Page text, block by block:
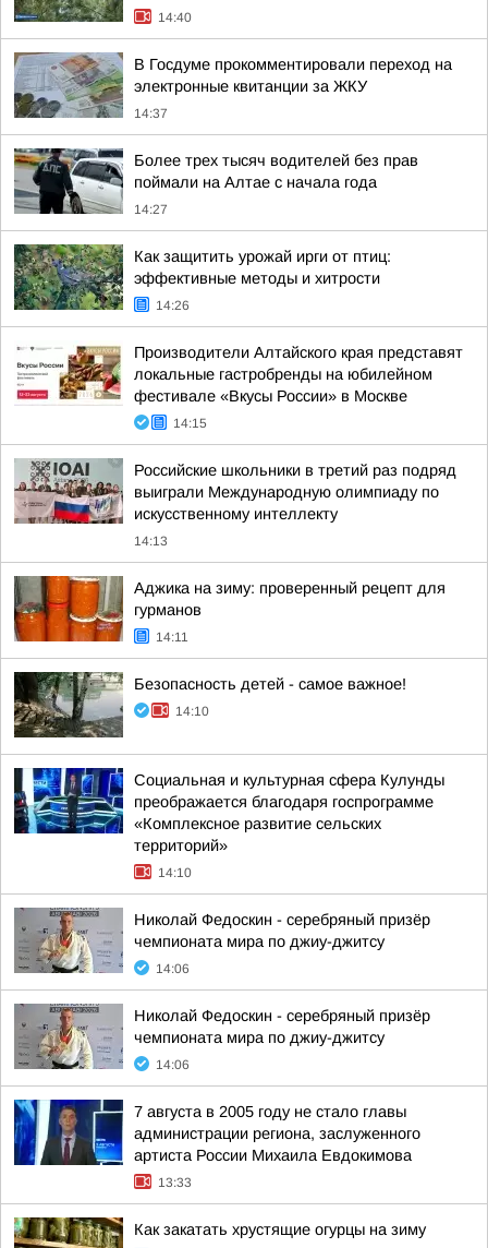
14:40
В Госдуме прокомментировали переход на
электронные квитанции за ЖКУ
14:37
Более трех тысяч водителей без прав
поймали на Алтае с начала года
14:27
Как защитить урожай ирги от птиц:
эффективные методы и хитрости
14:26
Производители Алтайского края представят
локальные гастробренды на юбилейном
фестивале «Вкусы России» в Москве
14:15
Российские школьники в третий раз подряд
выиграли Международную олимпиаду по
искусственному интеллекту
14:13
Аджика на зиму: проверенный рецепт для
гурманов
14:11
Безопасность детей - самое важное!
14:10
Социальная и культурная сфера Кулунды
преображается благодаря госпрограмме
«Комплексное развитие сельских
территорий»
14:10
Николай Федоскин - серебряный призёр
чемпионата мира по джиу-джитсу
14:06
Николай Федоскин - серебряный призёр
чемпионата мира по джиу-джитсу
14:06
7 августа в 2005 году не стало главы
администрации региона, заслуженного
артиста России Михаила Евдокимова
13:33
Как закатать хрустящие огурцы на зиму